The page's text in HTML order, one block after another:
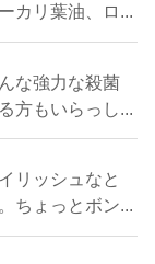
カリ葉油、ロ...
な強力な殺菌
方もいらっし...
リッシュなと
ちょっとボン...